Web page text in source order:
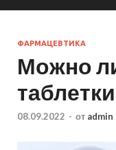
ФАРМАЦЕВТИКА
Можно
таблетки
08.09.2022 - от admin